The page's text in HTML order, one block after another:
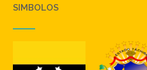
SIMBOLOS